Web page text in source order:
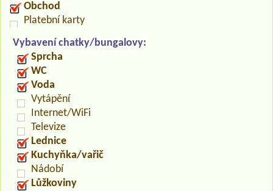
Obchod
Platební karty
Vybavení chatky/bungalovy:
Sprcha
WC
Voda
Vytápění
Internet/WiFi
Televize
Lednice
Kuchyňka/vařič
Nádobí
Lůžkoviny